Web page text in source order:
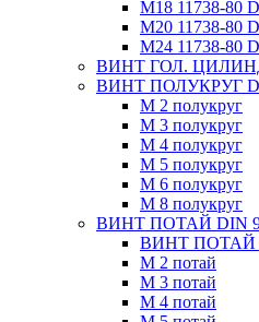
М18 11738-80
М20 11738-80
М24 11738-80
ВИНТ ГОЛ.
ВИНТ ПОЛУКРУГ
М 2 полукруг
М 3 полукруг
М 4 полукруг
М 5 полукруг
М 6 полукруг
М 8 полукруг
ВИНТ ПОТАЙ DIN
ВИНТ ПОТАЙ
М 2 потай
М 3 потай
М 4 потай